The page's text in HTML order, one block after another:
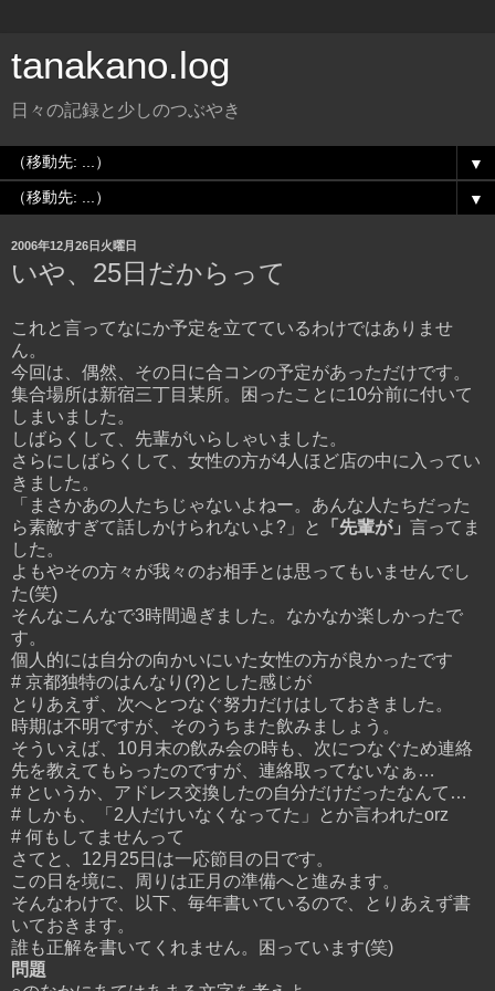
tanakano.log
日々の記録と少しのつぶやき
▼
▼
2006年12月26日火曜日
いや、25日だからって
これと言ってなにか予定を立てているわけではありませ
ん。
今回は、偶然、その日に合コンの予定があっただけです。
集合場所は新宿三丁目某所。困ったことに10分前に付いて
しまいました。
しばらくして、先輩がいらしゃいました。
さらにしばらくして、女性の方が4人ほど店の中に入ってい
きました。
「まさかあの人たちじゃないよねー。あんな人たちだった
ら素敵すぎて話しかけられないよ?」と
「先輩が」 言ってま
した。
よもやその方々が我々のお相手とは思ってもいませんでし
た(笑)
そんなこんなで3時間過ぎました。なかなか楽しかったで
す。
個人的には自分の向かいにいた女性の方が良かったです
# 京都独特のはんなり(?)とした感じが
とりあえず、次へとつなぐ努力だけはしておきました。
時期は不明ですが、そのうちまた飲みましょう。
そういえば、10月末の飲み会の時も、次につなぐため連絡
先を教えてもらったのですが、連絡取ってないなぁ…
# というか、アドレス交換したの自分だけだったなんて…
# しかも、「2人だけいなくなってた」とか言われたorz
# 何もしてませんって
さてと、12月25日は一応節目の日です。
この日を境に、周りは正月の準備へと進みます。
そんなわけで、以下、毎年書いているので、とりあえず書
いておきます。
誰も正解を書いてくれません。困っています(笑)
問題